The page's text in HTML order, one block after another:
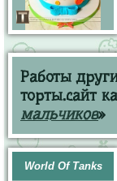
Работы
торты.сайт
мальчиков»
World Of Tanks